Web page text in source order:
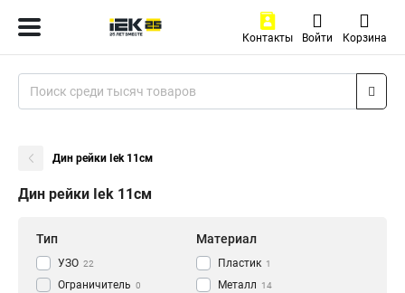
Контакты Войти Корзина
Дин рейки Iek 11см
Дин рейки Iek 11см
Тип
УЗО 22
Ограничитель 0
Материал
Пластик 1
Металл 14